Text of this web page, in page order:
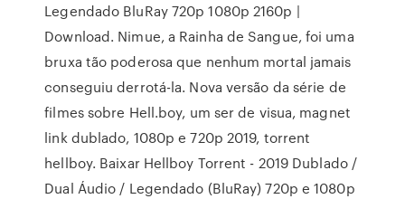
Legendado BluRay 720p 1080p 2160p |
Download. Nimue, a Rainha de Sangue, foi uma
bruxa tão poderosa que nenhum mortal jamais
conseguiu derrotá-la. Nova versão da série de
filmes sobre Hell.boy, um ser de visua, magnet
link dublado, 1080p e 720p 2019, torrent
hellboy. Baixar Hellboy Torrent - 2019 Dublado /
Dual Áudio / Legendado (BluRay) 720p e 1080p